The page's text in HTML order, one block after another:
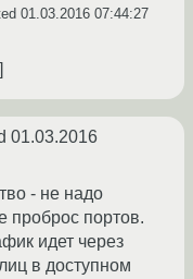
01.03.2016 07:44:27
01.03.2016
- не надо
проброс портов.
идет через
в доступном